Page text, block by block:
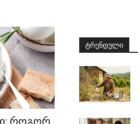
როგორ
ტრენდული